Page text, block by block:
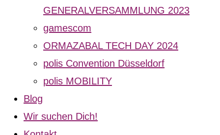
GENERALVERSAMMLUNG 2023
gamescom
ORMAZABAL TECH DAY 2024
polis Convention Düsseldorf
polis MOBILITY
Blog
Wir suchen Dich!